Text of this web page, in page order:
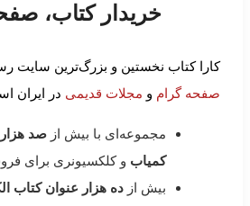
خریدار کتاب،
کارا کتاب نخستین و بزرگ‌ترین سایت
صفحه گرام و مجلات قدیمی در ایران
مجموعه‌ای با بیش از صد هزار
کمیاب و کلکسیونری برای
بیش از ده هزار عنوان کتاب